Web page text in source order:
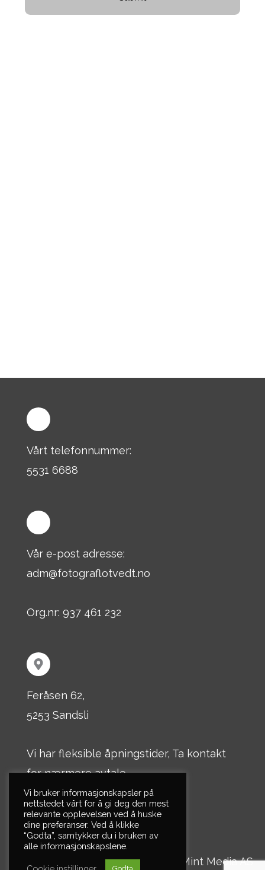
Vårt telefonnummer:
5531 6688
Vår e-post adresse:
adm@fotograflotvedt.no
Org.nr: 937 461 232
Feråsen 62,
5253 Sandsli
Vi har fleksible åpningstider, Ta kontakt
for nærmere avtale
© 2026 Løtvedt
Personvern Mint Media AS
Vi bruker informasjonskapsler på
nettstedet vårt for å gi deg den mest
relevante opplevelsen ved å huske
dine preferanser. Ved å klikke
“Godta”, samtykker du i bruken av
alle informasjonskapslene.